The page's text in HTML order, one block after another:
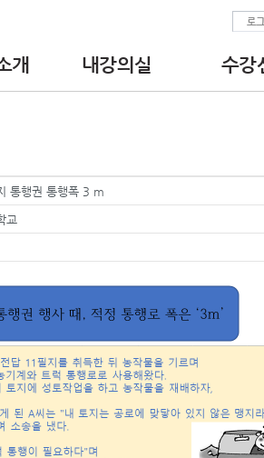
로
개 내강의실
•수강중인교육과정
•결제정보
수강
• 공인
통행권 통행폭 3 m
교